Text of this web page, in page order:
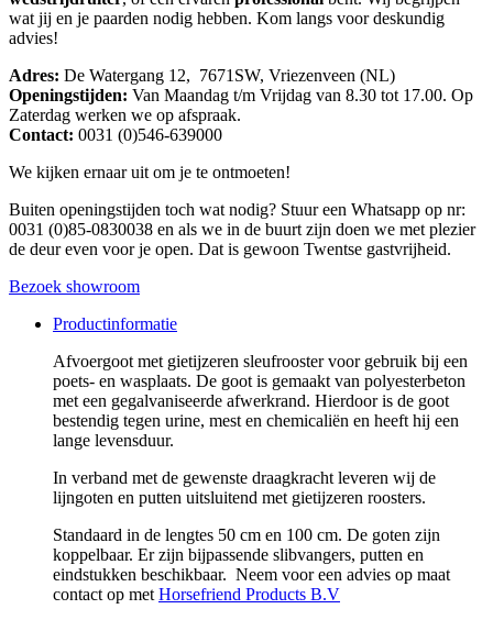
wat jij en je paarden nodig hebben. Kom langs voor deskundig
advies!
Adres: De Watergang 12, 7671SW, Vriezenveen (NL)
Openingstijden: Van Maandag t/m Vrijdag van 8.30 tot 17.00. Op
Zaterdag werken we op afspraak.
Contact: 0031 (0)546-639000
We kijken ernaar uit om je te ontmoeten!
Buiten openingstijden toch wat nodig? Stuur een Whatsapp op nr:
0031 (0)85-0830038 en als we in de buurt zijn doen we met plezier
de deur even voor je open. Dat is gewoon Twentse gastvrijheid.
Bezoek showroom
Productinformatie
Afvoergoot met gietijzeren sleufrooster voor gebruik bij een
poets- en wasplaats. De goot is gemaakt van polyesterbeton
met een gegalvaniseerde afwerkrand. Hierdoor is de goot
bestendig tegen urine, mest en chemicaliën en heeft hij een
lange levensduur.
In verband met de gewenste draagkracht leveren wij de
lijngoten en putten uitsluitend met gietijzeren roosters.
Standaard in de lengtes 50 cm en 100 cm. De goten zijn
koppelbaar. Er zijn bijpassende slibvangers, putten en
eindstukken beschikbaar. Neem voor een advies op maat
contact op met Horsefriend Products B.V